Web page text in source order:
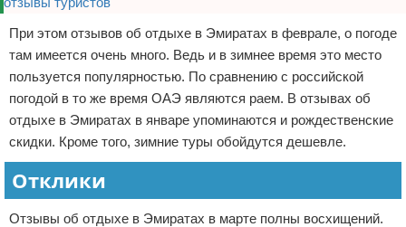
При этом отзывов об отдыхе в Эмиратах в феврале, о погоде
там имеется очень много. Ведь и в зимнее время это место
пользуется популярностью. По сравнению с российской
погодой в то же время ОАЭ являются раем. В отзывах об
отдыхе в Эмиратах в январе упоминаются и рождественские
скидки. Кроме того, зимние туры обойдутся дешевле.
Отклики
Отзывы об отдыхе в Эмиратах в марте полны восхищений.